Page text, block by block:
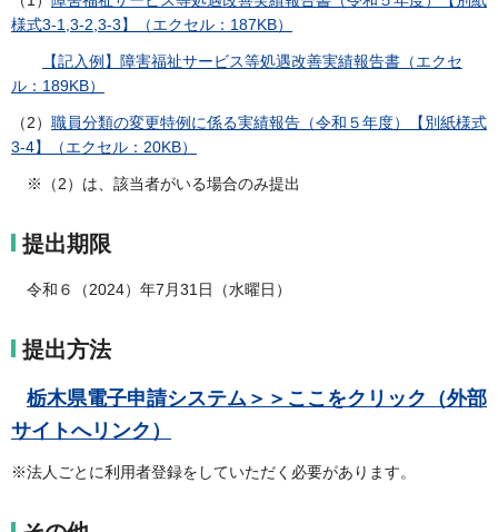
様式3-1,3-2,3-3】（エクセル：187KB）
【記入例】障害福祉サービス等処遇改善実績報告書（エクセ
ル：189KB）
（2） 職員分類の変更特例に係る実績報告（令和５年度）【別紙様式
3-4】（エクセル：20KB）
※（2）は、該当者がいる場合のみ提出
提出期限
令和６（2024）年7月31日（水曜日）
提出方法
栃木県電子申請システム＞＞ここをクリック（外部
サイトへリンク）
※法人ごとに利用者登録をしていただく必要があります。